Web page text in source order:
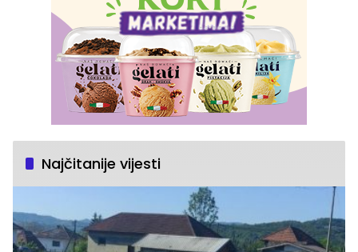
Najčitanije vijesti